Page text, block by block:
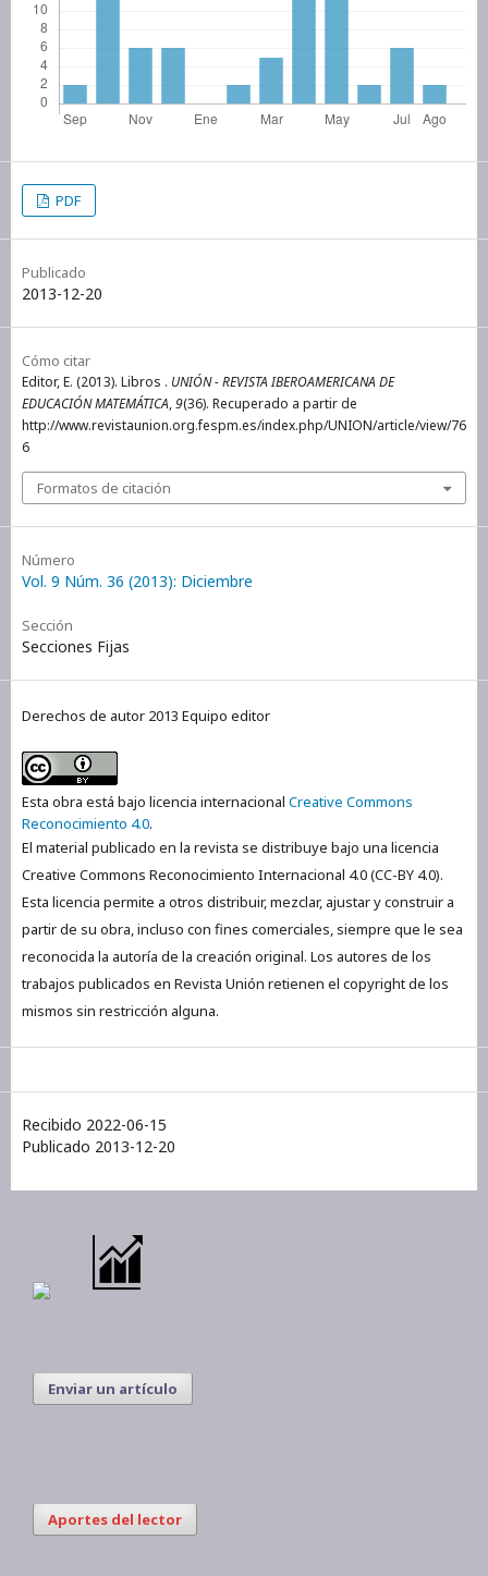
PDF
Publicado
2013-12-20
Cómo citar
Editor, E. (2013). Libros . UNIÓN - REVISTA IBEROAMERICANA DE
EDUCACIÓN MATEMÁTICA,9(36). Recuperado a partir de
http://www.revistaunion.org.fespm.es/index.php/UNION/article/view/76
6
Formatos de citación
Número
Vol. 9 Núm. 36 (2013): Diciembre
Sección
Secciones Fijas
Derechos de autor 2013 Equipo editor
Esta obra está bajo licencia internacional Creative Commons
Reconocimiento 4.0.
El material publicado en la revista se distribuye bajo una licencia
Creative Commons Reconocimiento Internacional 4.0 (CC-BY 4.0).
Esta licencia permite a otros distribuir, mezclar, ajustar y construir a
partir de su obra, incluso con fines comerciales, siempre que le sea
reconocida la autoría de la creación original. Los autores de los
trabajos publicados en Revista Unión retienen el copyright de los
mismos sin restricción alguna.
Recibido 2022-06-15
Publicado 2013-12-20
Enviar un artículo
Aportes del lector